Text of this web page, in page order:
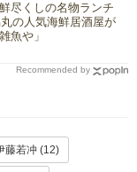
鮮尽くしの名物ランチ
の人気海鮮居酒屋が
魚や」
Recommended by
藤若冲 (12)